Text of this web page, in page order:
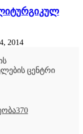
2014
ცენტრი
370